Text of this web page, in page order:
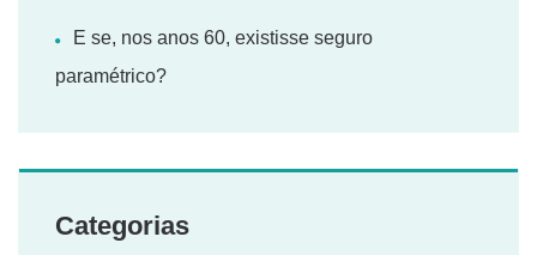
E se, nos anos 60, existisse seguro
paramétrico?
Categorias